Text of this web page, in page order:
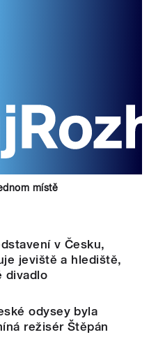
místě
v Česku,
jeviště a hlediště,
divadlo
odysey byla
režisér Štěpán